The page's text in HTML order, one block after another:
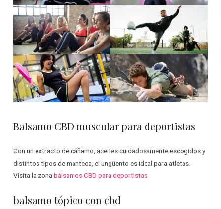
Balsamo CBD muscular para deportistas
Con un extracto de cáñamo, aceites cuidadosamente escogidos y
distintos tipos de manteca, el ungüento es ideal para atletas.
Visita la zonabálsamos CBD para deportistas
balsamo tópico con cbd